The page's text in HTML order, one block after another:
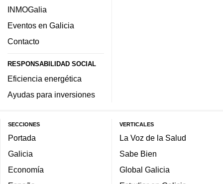
INMOGalia
Eventos en Galicia
Contacto
RESPONSABILIDAD SOCIAL
Eficiencia energética
Ayudas para inversiones
SECCIONES
Portada
Galicia
Economía
VERTICALES
La Voz de la Salud
Sabe Bien
Global Galicia